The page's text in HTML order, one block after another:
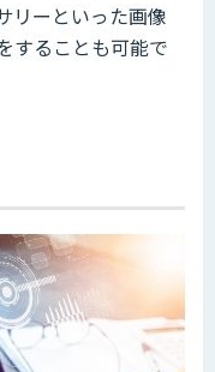
リーといった画像
することも可能で